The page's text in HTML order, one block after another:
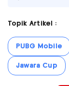
Topik Artikel :
PUBG Mobile
Jawara Cup